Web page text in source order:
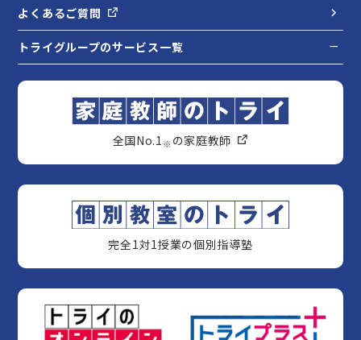
よくあるご質問
トライグループのサービス一覧
全国No.1 ※ の家庭教師
完全1対1授業の個別指導塾